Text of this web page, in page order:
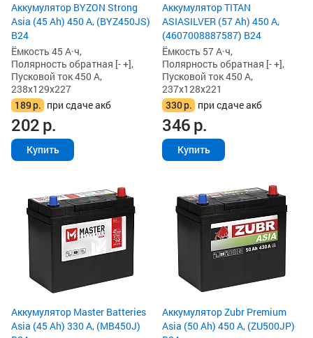
Аккумулятор BYZON Strong
Asia (45 Ah) 450 А, (BYZ450JS)
B24
Ёмкость 45 А·ч,
Полярность обратная [- +],
Пусковой ток 450 А,
238x129x227
189р. при сдаче акб
202р.
Купить
Аккумулятор TITAN
ASIASILVER (57 Ah) 450 А,
(4607008887587) B24
Ёмкость 57 А·ч,
Полярность обратная [- +],
Пусковой ток 450 А,
237x128x221
330р. при сдаче акб
346р.
Купить
Аккумулятор Master Batteries
Asia (45 Ah) 330 А, (MB450J)
Аккумулятор Zubr Premium
Asia (50 Ah) 450 А, (ZU500JP)